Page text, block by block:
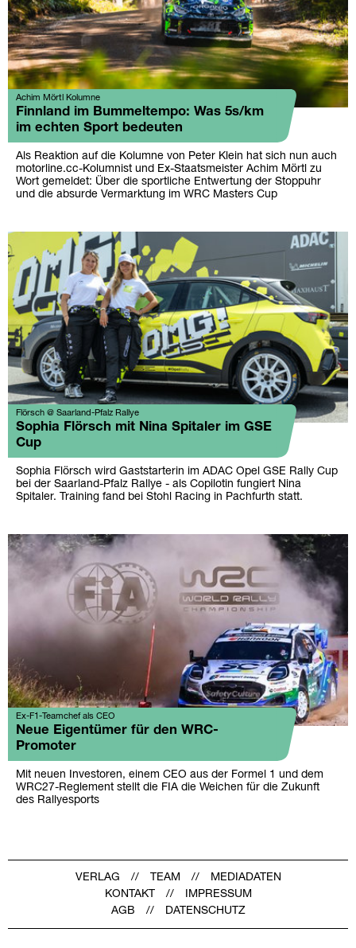
Achim Mörtl Kolumne
Finnland im Bummeltempo: Was 5s/km
im echten Sport bedeuten
Als Reaktion auf die Kolumne von Peter Klein hat sich nun auch
motorline.cc-Kolumnist und Ex-Staatsmeister Achim Mörtl zu
Wort gemeldet: Über die sportliche Entwertung der Stoppuhr
und die absurde Vermarktung im WRC Masters Cup
Flörsch @ Saarland-Pfalz Rallye
Sophia Flörsch mit Nina Spitaler im GSE
Cup
Sophia Flörsch wird Gaststarterin im ADAC Opel GSE Rally Cup
bei der Saarland-Pfalz Rallye - als Copilotin fungiert Nina
Spitaler. Training fand bei Stohl Racing in Pachfurth statt.
Ex-F1-Teamchef als CEO
Neue Eigentümer für den WRC-
Promoter
Mit neuen Investoren, einem CEO aus der Formel 1 und dem
WRC27-Reglement stellt die FIA die Weichen für die Zukunft
des Rallyesports
VERLAG TEAM
MEDIADATEN
KONTAKT
IMPRESSUM
AGB
DATENSCHUTZ